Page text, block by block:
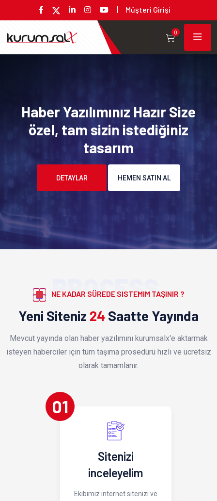
Müşteri Girişi
0
Haber Yazılımınız Hazır Size
özel, tam sizin istediğiniz
tasarım
DETAYLAR HEMEN SATIN AL
PROCESS
NE KADAR SÜREDE SISTEMIM TAŞINIR ?
Yeni Siteniz 24 Saatte Yayında
Mevcut yayında olan haber yazılımını kurumsalx'e aktarmak
isteyen haberciler için tüm taşıma prosedürü hızlı ve ücretsiz
olarak tamamlanır.
01
Sitenizi
inceleyelim
Ekibimiz internet sitenizi ve